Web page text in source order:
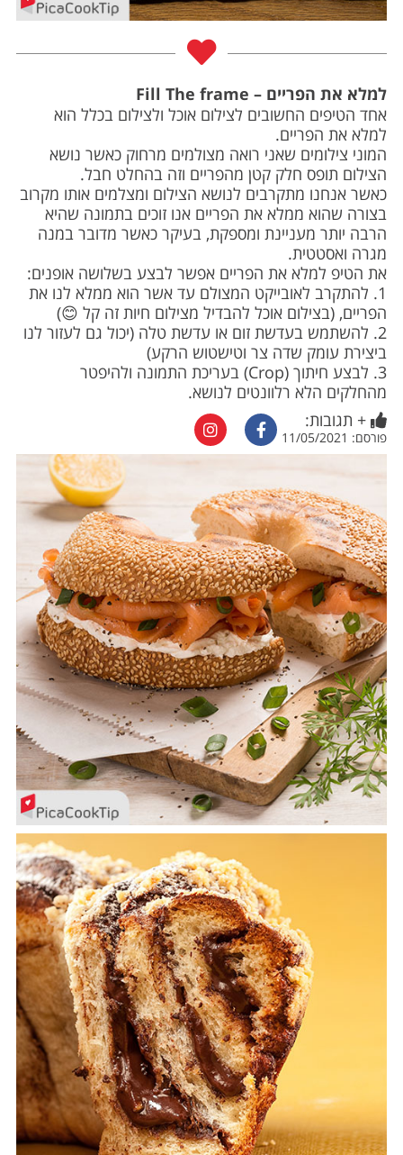
למלא את הפריים – Fill The frame
אחד הטיפים החשובים לצילום אוכל ולצילום בכלל הוא
למלא את הפריים.
המוני צילומים שאני רואה מצולמים מרחוק כאשר נושא
הצילום תופס חלק קטן מהפריים וזה בהחלט חבל.
כאשר אנחנו מתקרבים לנושא הצילום ומצלמים אותו מקרוב
בצורה שהוא ממלא את הפריים אנו זוכים בתמונה שהיא
הרבה יותר מעניינת ומספקת, בעיקר כאשר מדובר במנה
מגרה ואסטטית.
את הטיפ למלא את הפריים אפשר לבצע בשלושה אופנים:
1. להתקרב לאובייקט המצולם עד אשר הוא ממלא לנו את
הפריים, (בצילום אוכל להבדיל מצילום חיות זה קל 😊)
2. להשתמש בעדשת זום או עדשת טלה (יכול גם לעזור לנו
ביצירת עומק שדה צר וטישטוש הרקע)
3. לבצע חיתוך (Crop) בעריכת התמונה ולהיפטר
מהחלקים הלא רלוונטים לנושא.
+ תגובות:
פורסם: 11/05/2021